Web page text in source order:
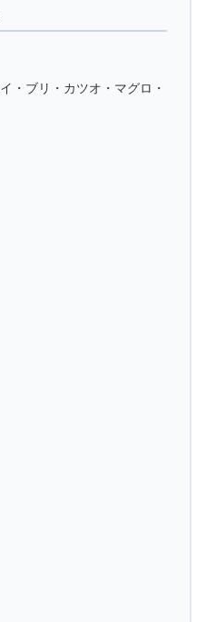
・ブリ・カツオ・マグロ・